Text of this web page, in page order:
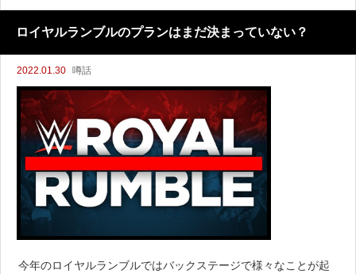
のWWEチャンピオンシップに登場したレインズはレスナーに攻
撃し、そのままラシュリーが勝利して新チャンピオンとなりま
ロイヤルランブルのプランはまだ決まっていない？
2022.01.30 噂話
今年のロイヤルランブルではバックステージで様々なことが起